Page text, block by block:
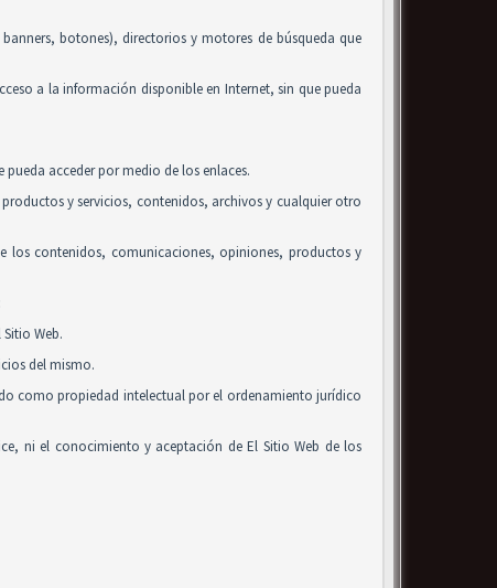
botones), directorios y motores de búsqueda que
a la información disponible en Internet, sin que pueda
acceder por medio de los enlaces.
y servicios, contenidos, archivos y cualquier otro
los contenidos, comunicaciones, opiniones, productos y
Web.
del mismo.
como propiedad intelectual por el ordenamiento jurídico
ni el conocimiento y aceptación de El Sitio Web de los